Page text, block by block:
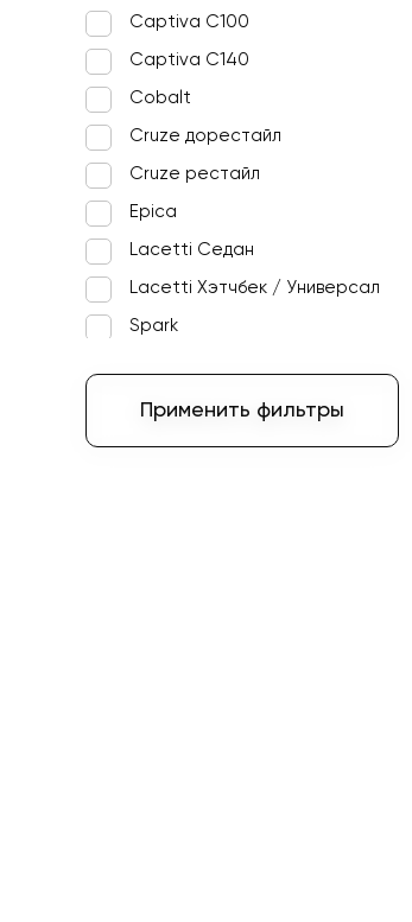
Captiva C100
Captiva С140
Cobalt
Cruze дорестайл
Cruze рестайл
Epica
Lacetti Седан
Lacetti Хэтчбек / Универсал
Spark
Применить фильтры